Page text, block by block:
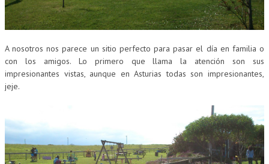
A nosotros nos parece un sitio perfecto para pasar el día en familia o
con los amigos. Lo primero que llama la atención son sus
impresionantes vistas, aunque en Asturias todas son impresionantes,
jeje.